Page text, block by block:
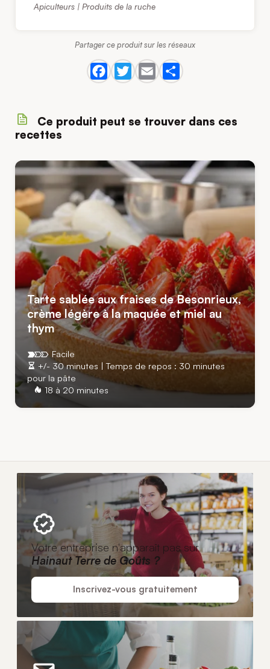
Apiculteurs | Produits de la ruche
Partager ce produit sur les réseaux
Ce produit peut se trouver dans ces
recettes
Tarte sablée aux fraises de Besonrieux,
crème légère à la maquée et miel au
thym
+/- 30 minutes | Temps de repos : 30 minutes
pour la pâte
18 à 20 minutes
Facile
Votre entreprise n'apparaît pas sur
Hainaut Terre de Goûts ?
Inscrivez-vous gratuitement